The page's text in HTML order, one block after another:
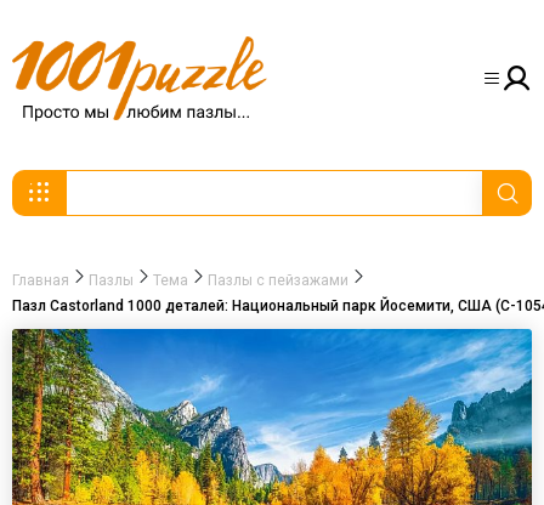
Главная Пазлы Тема
Пазлы с пейзажами
Пазл Castorland 1000 деталей: Национальный парк Йосемити, США (C-